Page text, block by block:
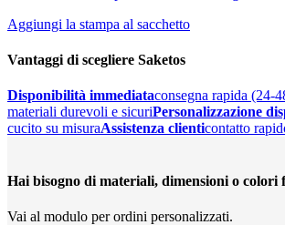
Aggiungi la stampa al sacchetto
Vantaggi di scegliere Saketos
Disponibilità immediataconsegna rapida (24-
materiali durevoli e sicuriPersonalizzazione
cucito su misuraAssistenza clienticontatto
Hai bisogno di materiali, dimensioni o colori
Vai al modulo per ordini personalizzati.